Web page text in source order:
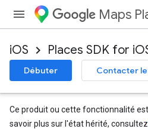
Maps
iOS Places SDK for
Débuter Contacter
Ce produit ou cette fonctionnalité
savoir plus sur l'état hérité, consultez